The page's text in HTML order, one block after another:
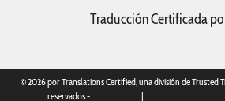
Traducción Certificada
© 2026 por Translations Certified, una división de Trusted
reservados -
|